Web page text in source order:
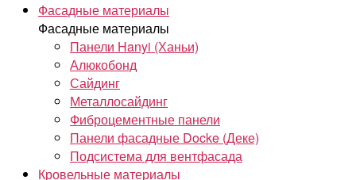
Фасадные материалы
Фасадные материалы
Панели Hanyi (Ханьи)
Алюкобонд
Сайдинг
Металлосайдинг
Фиброцементные панели
Панели фасадные Docke (Деке)
Подсистема для вентфасада
Кровельные материалы